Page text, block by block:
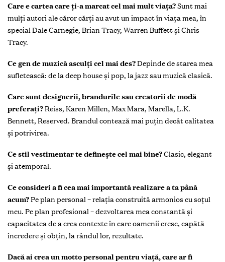
Care e cartea care ți-a marcat cel mai mult viața?Sunt mai
mulți autori ale căror cărți au avut un impact în viața mea, în
special Dale Carnegie, Brian Tracy, Warren Buffett și Chris
Tracy.
Ce gen de muzică asculți cel mai des?Depinde de starea mea
sufletească: de la deep house și pop, la jazz sau muzică clasică.
Care sunt designerii, brandurile sau creatorii de modă
preferați?Reiss, Karen Millen, Max Mara, Marella, L.K.
Bennett, Reserved. Brandul contează mai puțin decât calitatea
și potrivirea.
Ce stil vestimentar te definește cel mai bine?Clasic, elegant
și atemporal.
Ce consideri a fi cea mai importantă realizare a ta până
acum?Pe plan personal – relația construită armonios cu soțul
meu. Pe plan profesional – dezvoltarea mea constantă și
capacitatea de a crea contexte în care oamenii cresc, capătă
încredere și obțin, la rândul lor, rezultate.
Dacă ai crea un motto personal pentru viață, care ar fi